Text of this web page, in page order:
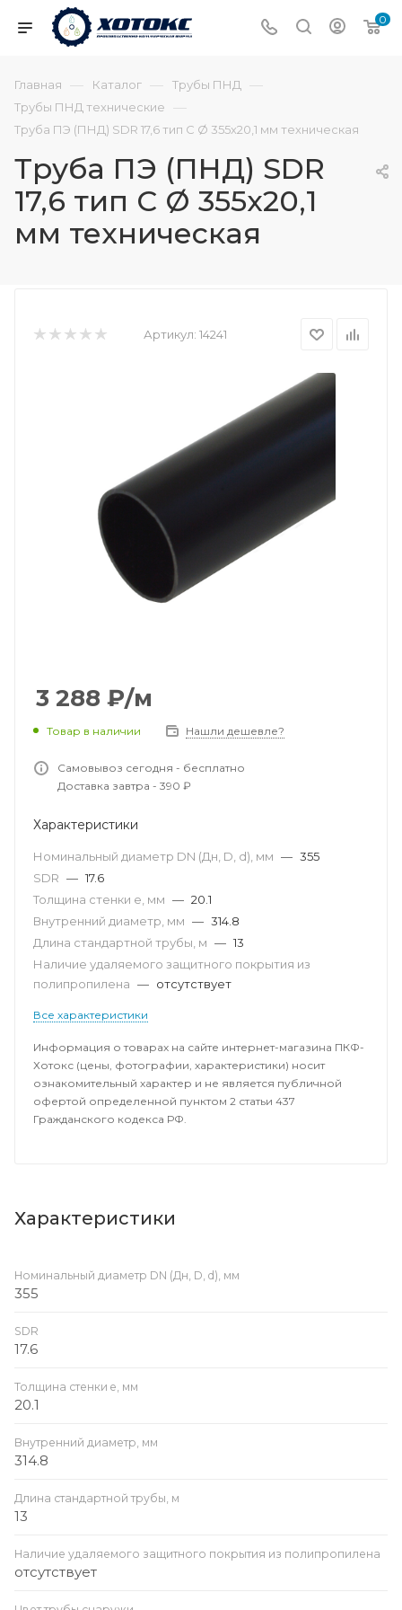
0
Главная — Каталог — Трубы ПНД —
Трубы ПНД технические —
Труба ПЭ (ПНД) SDR 17,6 тип С Ø 355х20,1 мм техническая
Труба ПЭ (ПНД) SDR
17,6 тип С Ø 355х20,1
мм техническая
Артикул: 14241
3 288 ₽/м
Товар в наличии Нашли дешевле?
Самовывоз сегодня - бесплатно
Доставка завтра - 390 ₽
Характеристики
Номинальный диаметр DN (Дн, D, d), мм — 355
SDR — 17.6
Толщина стенки e, мм — 20.1
Внутренний диаметр, мм — 314.8
Длина стандартной трубы, м — 13
Наличие удаляемого защитного покрытия из
полипропилена — отсутствует
Все характеристики
Информация о товарах на сайте интернет-магазина ПКФ-
Хотокс (цены, фотографии, характеристики) носит
ознакомительный характер и не является публичной
офертой определенной пунктом 2 статьи 437
Гражданского кодекса РФ.
Характеристики
Номинальный диаметр DN (Дн, D, d), мм
355
SDR
17.6
Толщина стенки e, мм
20.1
Внутренний диаметр, мм
314.8
Длина стандартной трубы, м
13
Наличие удаляемого защитного покрытия из полипропилена
отсутствует